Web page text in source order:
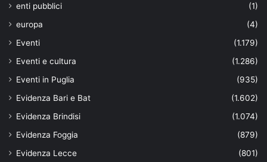
enti pubblici
(1)
europa
(4)
Eventi
(1.179)
Eventi e cultura
(1.286)
Eventi in Puglia
(935)
Evidenza Bari e Bat
(1.602)
Evidenza Brindisi
(1.074)
Evidenza Foggia
(879)
Evidenza Lecce
(801)